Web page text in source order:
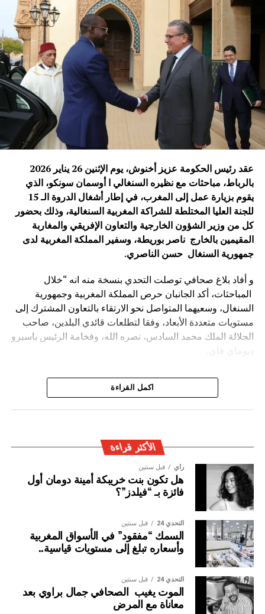
المواطنين.
واختُتم اللقاء بالتأكيد على أن سبعين عامًا من العلاقات الصينية
الإفريقية ليست مجرد محطة تاريخية للاحتفال، بل فرصة لتجديد
الالتزام ببناء شراكة أكثر قوة وفعالية، تستجيب لتطلعات
الشعوب الإفريقية والصينية وتساهم في تحقيق التنمية المشتركة
والسلام والاستقرار على المستوى الدولي.
ويأتي هذا اللقاء في وقت تشهد فيه العلاقات الصينية الإفريقية
زخماً متزايداً، مدفوعاً برؤية مشتركة تقوم على التعاون
والتضامن وتحقيق المصالح المتبادلة، بما يعزز مكانة هذه
الشراكة كإحدى أهم العلاقات الدولية في القرن الحادي
والعشرين.
محمد نبيل – بكين
الصورة: منتدى التعاون الصيني-الإفريقي، بكين — المصدر: ويكيميديا كومنز
(رخصة CC BY-SA 4.0).
عقد رئيس الحكومة عزيز أخنوش، يوم الإثنين 26 يناير 2026
بالرباط، مباحثات مع نظيره ‏السنغالي ا أوسمان ‏سونكو، الذي
يقوم بزيارة عمل إلى المغرب، في إطار أشغال الدروة الـ 15
للجنة العليا المختلطة للشراكة المغربية السنغالية، وذلك بحضور
كل من وزير الشؤون الخارجية والتعاون الإفريقي والمغاربة
المقيمين بالخارج ناصر بوريطة، وسفير المملكة المغربية لدى
جمهورية السنغال حسن الناصري.
و أفاد بلاغ صحافي توصلت التحدي بنسخة منه انه “خلال
المباحثات، أكد الجانبان حرص المملكة المغربية وجمهورية
السنغال، وسعيهما المتواصل نحو الارتقاء بالتعاون المشترك إلى
مستويات متعددة الأبعاد، وفقا لتطلعات قائدي البلدين، صاحب
الجلالة الملك محمد السادس، نصره الله، وفخامة الرئيس باسيرو
كما شدد الطرفان يضيف البلاغ ” على أن المغرب والسنغال
سيظلان وفيّين لروح الأخوة والتضامن والاحترام التي كرسها كل
اكمل القراءة
الأكثر قراءة
رأي قبل سنتين
هل تكون بنت خريبكة أمينة دومان أول
فائزة بـ “فيلدز”؟
التحدي 24 قبل سنتين
السمك “مفقود” في الأسواق المغربية
وأسعاره تبلغ إلى مستويات قياسية..
التحدي 24 قبل سنتين
الموت يغيب الصحافي جمال براوي بعد
معاناة مع المرض